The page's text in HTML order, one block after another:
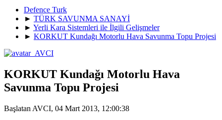
Defence Turk
► TÜRK SAVUNMA SANAYİ
► Yerli Kara Sistemleri ile İlgili Gelişmeler
► KORKUT Kundağı Motorlu Hava Savunma Topu Projesi
KORKUT Kundağı Motorlu Hava
Savunma Topu Projesi
Başlatan AVCI, 04 Mart 2013, 12:00:38